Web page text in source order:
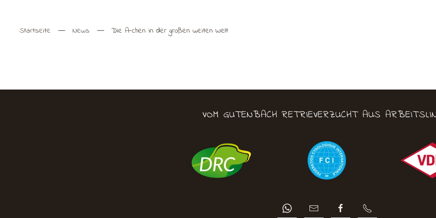
Startseite News Die A-chen in der großen weiten Welt
VOM GUTENBACH RETRIEVERZUCHT AUS